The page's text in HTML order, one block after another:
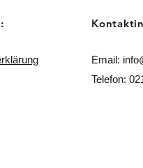
Email:
Telefon: